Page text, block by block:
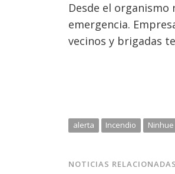
Desde el
emergencia.
vecinos y brigadas
alerta Incendio Ninhue
NOTICIAS RELACIONADAS